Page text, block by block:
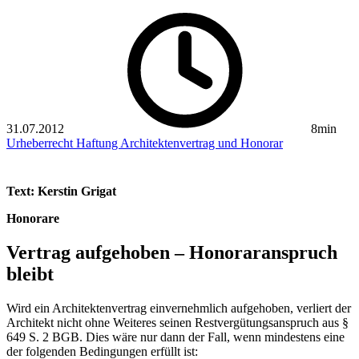
31.07.2012
8min
Urheberrecht Haftung Architektenvertrag und Honorar
Text: Kerstin Grigat
Honorare
Vertrag aufgehoben – ­Honoraranspruch
bleibt
Wird ein Architektenvertrag einvernehmlich aufgehoben, verliert der
Architekt nicht ohne Weiteres seinen Restvergütungsanspruch aus §
649 S. 2 BGB. Dies wäre nur dann der Fall, wenn mindestens eine
der folgenden Bedingungen erfüllt ist: